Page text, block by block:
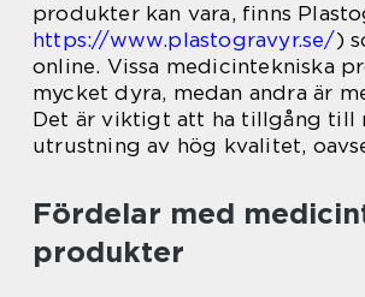
produkter kan vara, finns
https://www.plastogravyr.se/)
online. Vissa medicintekniska
mycket dyra, medan andra är
Det är viktigt att ha tillgång till
utrustning av hög kvalitet,
Fördelar med
produkter